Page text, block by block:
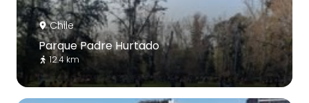
Chile
Parque Padre Hurtado
12.4 km